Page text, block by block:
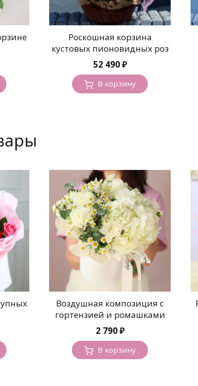
Роскошная корзина
кустовых пионовидных роз
52 490₽
В корзину
Воздушная композиция с
гортензией и ромашками
2 790₽
В корзину